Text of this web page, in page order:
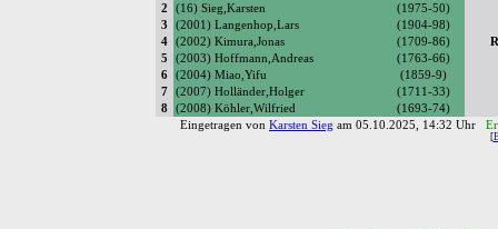
2
(16) Sieg,Karsten (1975-50)
3
(2001) Langenhop,Lars (1904-98)
4
(2002) Kimura,Jonas (1709-86)
5
(2003) Hoffmann,Andreas (1763-66)
6
(2004) Miao,Yifu (1859-9)
7
(2007) Holländer,Holger (1711-33)
8
(2008) Köhler,Wilfried (1693-74)
Eingetragen von Karsten Sieg am 05.10.2025, 14:32 Uhr
[